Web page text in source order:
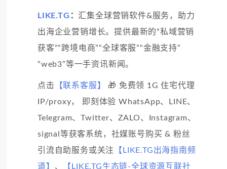
LIKE.TG ： 汇集全球营销软件&服务，助力
出海企业营销增长。提供最新的“私域营销
获客”“跨境电商”“全球客服”“金融支持”
“web3”等一手资讯新闻。
点击 【联系客服】
🎁 免费领 1G 住宅代理
IP/proxy， 即刻体验 WhatsApp、LINE、
Telegram、Twitter、ZALO、Instagram、
signal等获客系统，社媒账号购买 & 粉丝
引流自助服务或关注
【LIKE.TG出海指南频
道】 、
【LIKE.TG生态链-全球资源互联社